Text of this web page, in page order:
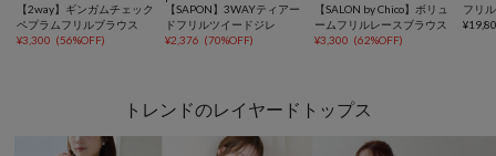
【2way】ギンガムチェック
ペプラムフリルブラウス
¥3,300 (56%OFF)
【SAPON】3WAYティアー
ドフリルツイードジレ
¥2,376 (70%OFF)
【SALON by Chico】ボリュ
ームフリルレースブラウス
¥3,300 (62%OFF)
フリ
¥
トレンドのレイヤードトップス